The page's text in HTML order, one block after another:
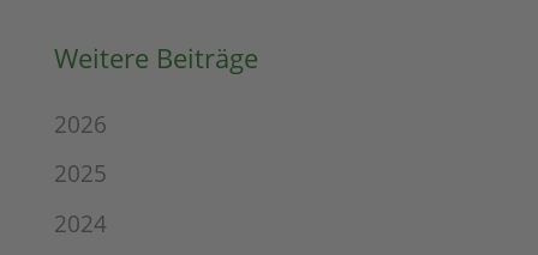
Weitere Beiträge
2026
2025
2024